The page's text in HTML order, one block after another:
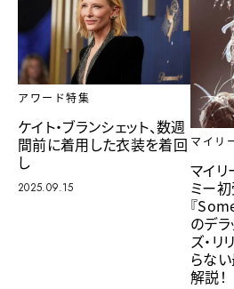
アワード特集
ケイト・ブランシェット、数週
間前に着用した衣装を着回
し
2025.09.15
マイリ
マイリ
ミー
『
のデ
ズ・リ
らな
解説！